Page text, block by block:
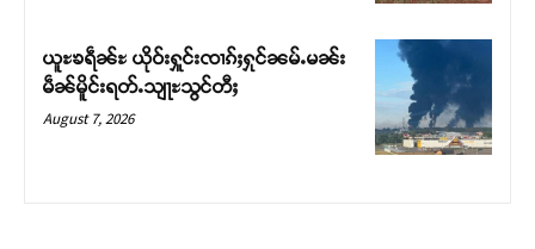
ယူႊၶရဵၼ်ႊ ယိုဝ်းႁူင်းၸၢၵ်ႈႁုင်ၼမ်ႉမၼ်း
မဵၼ်မိူင်းရတ်ႉသျႃႊသွင်တီႈ
August 7, 2026